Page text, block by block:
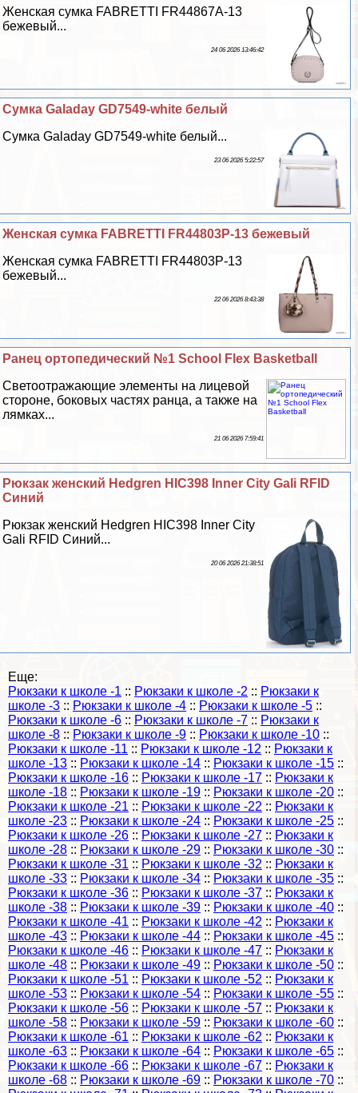
Женская сумка FABRETTI FR44867A-13
бежевый...
24 06 2026 13:46:42
Сумка Galaday GD7549-white белый
Сумка Galaday GD7549-white белый...
23 06 2026 5:22:57
Женская сумка FABRETTI FR44803P-13 бежевый
Женская сумка FABRETTI FR44803P-13
бежевый...
22 06 2026 8:43:38
Ранец ортопедический №1 School Flex Basketball
Светоотражающие элементы на лицевой
стороне, боковых частях ранца, а также на
лямках...
21 06 2026 7:59:41
Рюкзак женский Hedgren HIC398 Inner City Gali RFID
Синий
Рюкзак женский Hedgren HIC398 Inner City
Gali RFID Синий...
20 06 2026 21:38:51
Еще:
Рюкзаки к школе -1 :: Рюкзаки к школе -2 :: Рюкзаки к
школе -3 :: Рюкзаки к школе -4 :: Рюкзаки к школе -5 ::
Рюкзаки к школе -6 :: Рюкзаки к школе -7 :: Рюкзаки к
школе -8 :: Рюкзаки к школе -9 :: Рюкзаки к школе -10 ::
Рюкзаки к школе -11 :: Рюкзаки к школе -12 :: Рюкзаки к
школе -13 :: Рюкзаки к школе -14 :: Рюкзаки к школе -15 ::
Рюкзаки к школе -16 :: Рюкзаки к школе -17 :: Рюкзаки к
школе -18 :: Рюкзаки к школе -19 :: Рюкзаки к школе -20 ::
Рюкзаки к школе -21 :: Рюкзаки к школе -22 :: Рюкзаки к
школе -23 :: Рюкзаки к школе -24 :: Рюкзаки к школе -25 ::
Рюкзаки к школе -26 :: Рюкзаки к школе -27 :: Рюкзаки к
школе -28 :: Рюкзаки к школе -29 :: Рюкзаки к школе -30 ::
Рюкзаки к школе -31 :: Рюкзаки к школе -32 :: Рюкзаки к
школе -33 :: Рюкзаки к школе -34 :: Рюкзаки к школе -35 ::
Рюкзаки к школе -36 :: Рюкзаки к школе -37 :: Рюкзаки к
школе -38 :: Рюкзаки к школе -39 :: Рюкзаки к школе -40 ::
Рюкзаки к школе -41 :: Рюкзаки к школе -42 :: Рюкзаки к
школе -43 :: Рюкзаки к школе -44 :: Рюкзаки к школе -45 ::
Рюкзаки к школе -46 :: Рюкзаки к школе -47 :: Рюкзаки к
школе -48 :: Рюкзаки к школе -49 :: Рюкзаки к школе -50 ::
Рюкзаки к школе -51 :: Рюкзаки к школе -52 :: Рюкзаки к
школе -53 :: Рюкзаки к школе -54 :: Рюкзаки к школе -55 ::
Рюкзаки к школе -56 :: Рюкзаки к школе -57 :: Рюкзаки к
школе -58 :: Рюкзаки к школе -59 :: Рюкзаки к школе -60 ::
Рюкзаки к школе -61 :: Рюкзаки к школе -62 :: Рюкзаки к
школе -63 :: Рюкзаки к школе -64 :: Рюкзаки к школе -65 ::
Рюкзаки к школе -66 :: Рюкзаки к школе -67 :: Рюкзаки к
школе -68 :: Рюкзаки к школе -69 :: Рюкзаки к школе -70 ::